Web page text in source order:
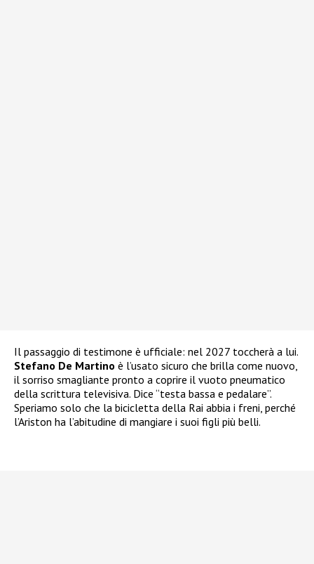
Il passaggio di testimone è ufficiale: nel 2027 toccherà a lui.
Stefano De Martino è l’usato sicuro che brilla come nuovo,
il sorriso smagliante pronto a coprire il vuoto pneumatico
della scrittura televisiva. Dice “testa bassa e pedalare”.
Speriamo solo che la bicicletta della Rai abbia i freni, perché
l’Ariston ha l’abitudine di mangiare i suoi figli più belli.